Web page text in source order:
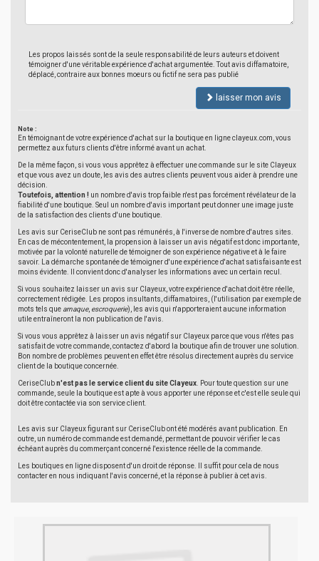
Les propos laissés sont de la seule responsabilité de leurs auteurs et doivent
témoigner d'une véritable expérience d'achat argumentée. Tout avis diffamatoire,
déplacé, contraire aux bonnes moeurs ou fictif ne sera pas publié
laisser mon avis
Note :
En témoignant de votre expérience d'achat sur la boutique en ligne clayeux.com, vous
permettez aux futurs clients d'être informé avant un achat.
De la même façon, si vous vous apprêtez à effectuer une commande sur le site Clayeux
et que vous avez un doute, les avis des autres clients peuvent vous aider à prendre une
décision.
Toutefois, attention ! un nombre d'avis trop faible n'est pas forcément révélateur de la
fiabilité d'une boutique. Seul un nombre d'avis important peut donner une image juste
de la satisfaction des clients d'une boutique.
Les avis sur CeriseClub ne sont pas rémunérés, à l'inverse de nombre d'autres sites.
En cas de mécontentement, la propension à laisser un avis négatif est donc importante,
motivée par la volonté naturelle de témoigner de son expérience négative et à le faire
savoir. La démarche spontanée de témoigner d'une expérience d'achat satisfaisante est
moins évidente. Il convient donc d'analyser les informations avec un certain recul.
Si vous souhaitez laisser un avis sur Clayeux, votre expérience d'achat doit être réelle,
correctement rédigée. Les propos insultants, diffamatoires, (l'utilisation par exemple de
mots tels que arnaque, escroquerie), les avis qui n'apporteraient aucune information
utile entraîneront la non publication de l'avis.
Si vous vous apprêtez à laisser un avis négatif sur Clayeux parce que vous n'êtes pas
satisfait de votre commande, contactez d'abord la boutique afin de trouver une solution.
Bon nombre de problèmes peuvent en effet être résolus directement auprès du service
client de la boutique concernée.
CeriseClubn'est pas le service client du site Clayeux . Pour toute question sur une
commande, seule la boutique est apte à vous apporter une réponse et c'est elle seule qui
doit être contactée via son service client.
Les avis sur Clayeux figurant sur CeriseClub ont été modérés avant publication. En
outre, un numéro de commande est demandé, permettant de pouvoir vérifier le cas
échéant auprès du commerçant concerné l'existence réelle de la commande.
Les boutiques en ligne disposent d'un droit de réponse. Il suffit pour cela de nous
contacter en nous indiquant l'avis concerné, et la réponse à publier à cet avis.